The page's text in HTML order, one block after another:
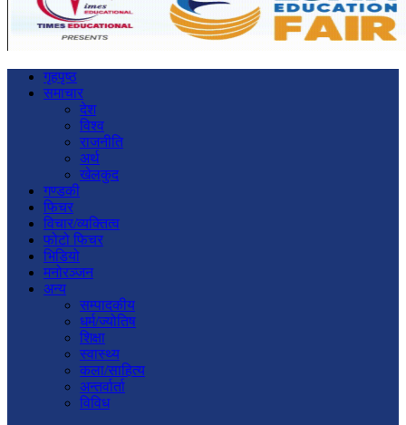
गृहपृष्ठ
समाचार
देश
विश्व
राजनीति
अर्थ
खेलकुद
गण्डकी
फिचर
विचार/व्यक्तित्व
फोटो फिचर
भिडियो
मनोरञ्जन
अन्य
सम्पादकीय
धर्म/ज्योतिष
शिक्षा
स्वास्थ्य
कला/साहित्य
अन्तर्वार्ता
विविध